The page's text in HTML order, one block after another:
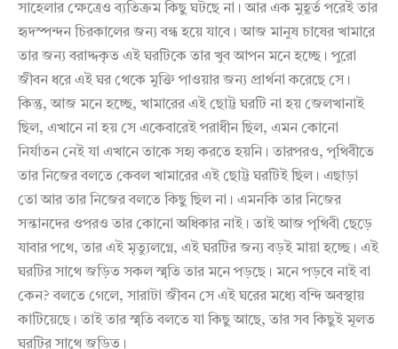
সাহেলার ক্ষেত্রেও ব্যতিক্রম কিছু ঘটছে না। আর এক মুহূর্ত পরেই তার
হৃদস্পন্দন চিরকালের জন্য বন্ধ হয়ে যাবে। আজ মানুষ চাষের খামারে
তার জন্য বরাদ্দকৃত এই ঘরটিকে তার খুব আপন মনে হচ্ছে। পুরো
জীবন ধরে এই ঘর থেকে মুক্তি পাওয়ার জন্য প্রার্থনা করেছে সে।
কিন্তু, আজ মনে হচ্ছে, খামারের এই ছোট্ট ঘরটি না হয় জেলখানাই
ছিল, এখানে না হয় সে একেবারেই পরাধীন ছিল, এমন কোনো
নির্যাতন নেই যা এখানে তাকে সহ্য করতে হয়নি। তারপরও, পৃথিবীতে
তার নিজের বলতে কেবল খামারের এই ছোট্ট ঘরটিই ছিল। এছাড়া
তো আর তার নিজের বলতে কিছু ছিল না। এমনকি তার নিজের
সন্তানদের ওপরও তার কোনো অধিকার নাই। তাই আজ পৃথিবী ছেড়ে
যাবার পথে, তার এই মৃত্যুলগ্নে, এই ঘরটির জন্য বড়ই মায়া হচ্ছে। এই
ঘরটির সাথে জড়িত সকল স্মৃতি তার মনে পড়ছে। মনে পড়বে নাই বা
কেন? বলতে গেলে, সারাটা জীবন সে এই ঘরের মধ্যে বন্দি অবস্থায়
কাটিয়েছে। তাই তার স্মৃতি বলতে যা কিছু আছে, তার সব কিছুই মূলত
ঘরটির সাথে জড়িত।